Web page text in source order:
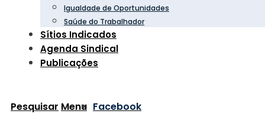
Igualdade de Oportunidades
Saúde do Trabalhador
Sítios Indicados
Agenda Sindical
Publicações
Pesquisar Menu Facebook